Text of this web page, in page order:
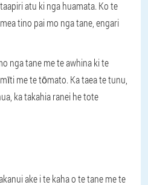
atu ki nga huamata. Ko te
tino pai mo nga tane, engari
nga tane me te awhina ki te
me te tōmato. Ka taea te tunu,
ka takahia ranei he tote
ake i te kaha o te tane me te